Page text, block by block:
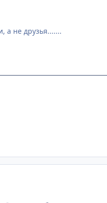
а не друзья.......